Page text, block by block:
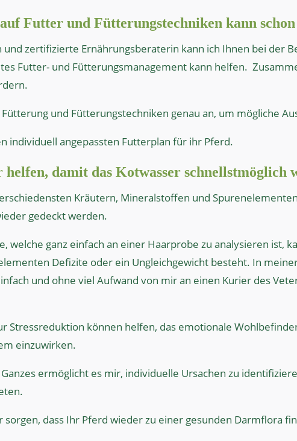
Futter und Fütterungstechniken kann
zertifizierte Ernährungsberaterin kann ich Ihnen bei der
Futter- und Fütterungsmanagement kann helfen.
und Fütterungstechniken genau an, um mögliche
individuell angepassten Futterplan für ihr Pferd.
damit das Kotwasser schnellstmöglich
Kräutern, Mineralstoffen und
gedeckt werden.
welche ganz einfach an einer Haarprobe zu analysieren ist,
Defizite oder ein Ungleichgewicht besteht. In
und ohne viel Aufwand von mir an einen Kurier des
Stressreduktion können helfen, das emotionale
einzuwirken.
ermöglicht es mir, individuelle Ursachen zu
sorgen, dass Ihr Pferd wieder zu einer gesunden Darmflora